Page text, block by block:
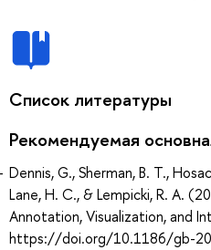
Список литературы
Рекомендуемая
Dennis, G., Sherman, B. T.,
Lane, H. C., & Lempicki, R. A.
Annotation, Visualization, and
https://doi.org/10.1186/gb-